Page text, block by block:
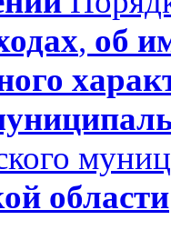
, об
области